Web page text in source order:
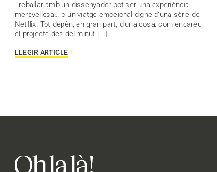
Treballar amb un dissenyador pot ser una experiència
meravellosa… o un viatge emocional digne d’una sèrie de
Netflix. Tot depèn, en gran part, d’una cosa: com encareu
el projecte des del minut [...]
LLEGIR ARTICLE